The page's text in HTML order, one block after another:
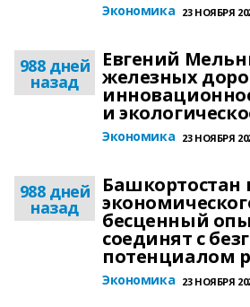
Экономика 23 НОЯБРЯ
988 дней
назад
Евгений
железных
и
Экономика 23 НОЯБРЯ
988 дней
назад
Башкортостан
бесценный
соединят с
потенциалом
Экономика 23 НОЯБРЯ